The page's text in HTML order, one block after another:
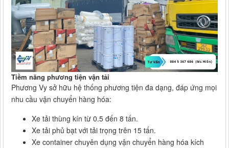
Tiềm năng phương tiện vận tải
Phương Vy sở hữu hệ thống phương tiện đa dạng, đáp ứng mọi
nhu cầu vận chuyển hàng hóa:
Xe tải thùng kín từ 0.5 đến 8 tấn.
Xe tải phủ bạt với tải trọng trên 15 tấn.
Xe container chuyên dụng vận chuyển hàng hóa kích